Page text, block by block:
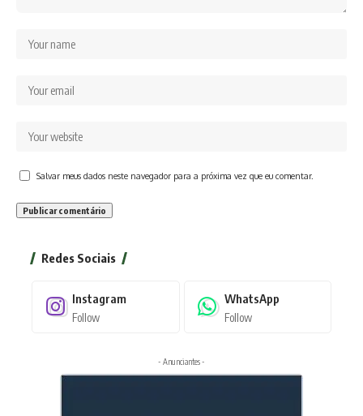
Salvar meus dados neste navegador para a próxima vez que eu comentar.
Redes Sociais
Instagram
Follow
WhatsApp
Follow
- Anunciantes -